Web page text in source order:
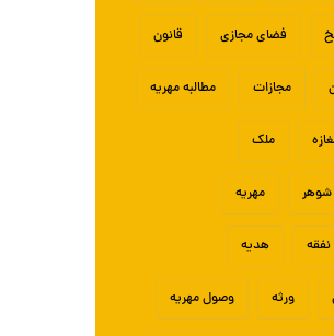
فضای مجازی قانون
مجازات مطالبه مهریه
ملک
شوهر مهریه
نفقه هدیه
ورثه وصول مهریه